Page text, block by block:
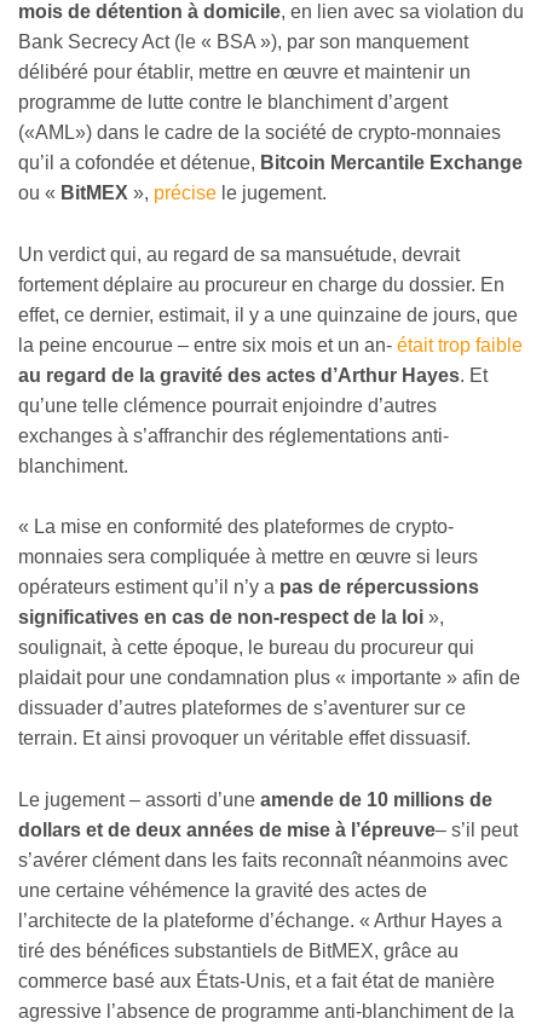
mois de détention à domicile, en lien avec sa violation du
Bank Secrecy Act (le « BSA »), par son manquement
délibéré pour établir, mettre en œuvre et maintenir un
programme de lutte contre le blanchiment d’argent
(«AML») dans le cadre de la société de crypto-monnaies
qu’il a cofondée et détenue, Bitcoin Mercantile Exchange
ou « BitMEX », précise le jugement.
Un verdict qui, au regard de sa mansuétude, devrait
fortement déplaire au procureur en charge du dossier. En
effet, ce dernier, estimait, il y a une quinzaine de jours, que
la peine encourue – entre six mois et un an- était trop faible
au regard de la gravité des actes d’Arthur Hayes. Et
qu’une telle clémence pourrait enjoindre d’autres
exchanges à s’affranchir des réglementations anti-
blanchiment.
« La mise en conformité des plateformes de crypto-
monnaies sera compliquée à mettre en œuvre si leurs
opérateurs estiment qu’il n’y a pas de répercussions
significatives en cas de non-respect de la loi »,
soulignait, à cette époque, le bureau du procureur qui
plaidait pour une condamnation plus « importante » afin de
dissuader d’autres plateformes de s’aventurer sur ce
terrain. Et ainsi provoquer un véritable effet dissuasif.
Le jugement – assorti d’une amende de 10 millions de
dollars et de deux années de mise à l’épreuve– s’il peut
s’avérer clément dans les faits reconnaît néanmoins avec
une certaine véhémence la gravité des actes de
l’architecte de la plateforme d’échange. « Arthur Hayes a
tiré des bénéfices substantiels de BitMEX, grâce au
commerce basé aux États-Unis, et a fait état de manière
agressive l’absence de programme anti-blanchiment de la